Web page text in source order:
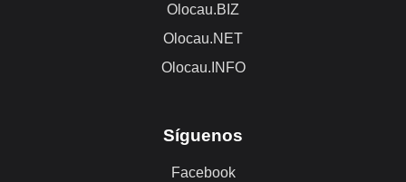
Olocau.BIZ
Olocau.NET
Olocau.INFO
Síguenos
Facebook